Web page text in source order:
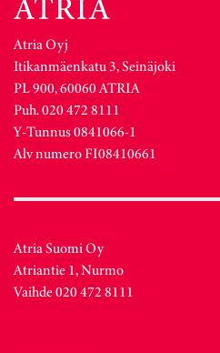
Atria Oyj
Itikanmäenkatu 3, Seinäjoki
PL 900, 60060 ATRIA
Puh. 020 472 8111
Y-Tunnus 0841066-1
Alv numero FI08410661
Atria Suomi Oy
Atriantie 1, Nurmo
Vaihde 020 472 8111